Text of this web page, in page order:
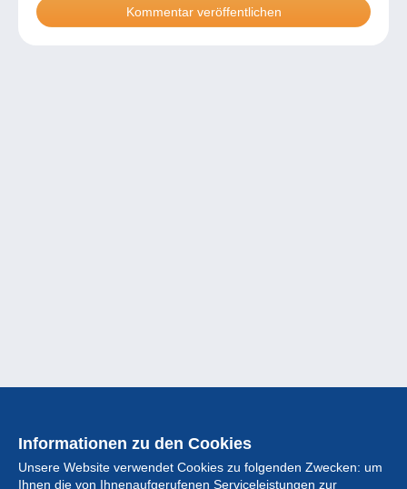
Informationen zu den Cookies
Unsere Website verwendet Cookies zu folgenden Zwecken: um
Ihnen die von Ihnenaufgerufenen Serviceleistungen zur